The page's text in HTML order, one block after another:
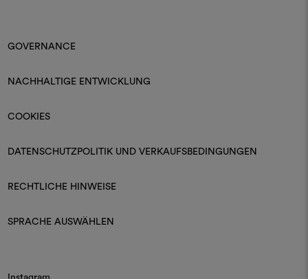
GOVERNANCE
NACHHALTIGE ENTWICKLUNG
COOKIES
DATENSCHUTZPOLITIK UND VERKAUFSBEDINGUNGEN
RECHTLICHE HINWEISE
SPRACHE AUSWÄHLEN